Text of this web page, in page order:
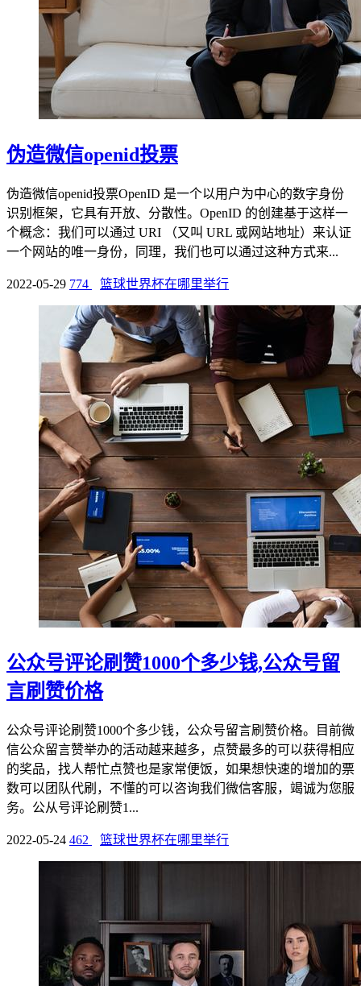
伪造微信openid投票
伪造微信openid投票OpenID 是一个以用户为中心的数字身份
识别框架，它具有开放、分散性。OpenID 的创建基于这样一
个概念：我们可以通过 URI （又叫 URL 或网站地址）来认证
一个网站的唯一身份，同理，我们也可以通过这种方式来...
2022-05-29 774 篮球世界杯在哪里举行
公众号评论刷赞1000个多少钱,公众号留
言刷赞价格
公众号评论刷赞1000个多少钱，公众号留言刷赞价格。目前微
信公众留言赞举办的活动越来越多，点赞最多的可以获得相应
的奖品，找人帮忙点赞也是家常便饭，如果想快速的增加的票
数可以团队代刷，不懂的可以咨询我们微信客服，竭诚为您服
务。公从号评论刷赞1...
2022-05-24 462 篮球世界杯在哪里举行